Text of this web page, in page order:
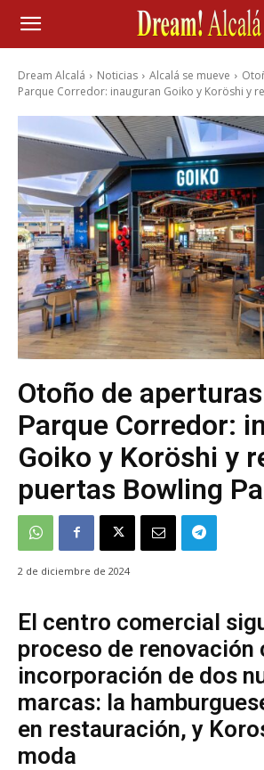
Dream Alcalá Noticias Alcalá se mueve
Parque Corredor: inauguran Goiko y Koröshi y
Otoño de
Parque Corredor:
Goiko y Koröshi y
puertas Bowling
2 de diciembre de 2024
El centro comercial
proceso de renovación
incorporación de dos
marcas: la
en restauración, y
moda